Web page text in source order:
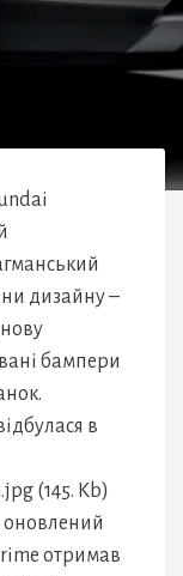
дизайну –
бампери
в
оновлений
отримав